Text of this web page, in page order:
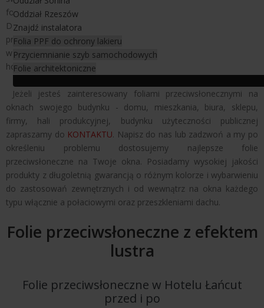
Oddział Rzeszów
Znajdź instalatora
Folia PPF do ochrony lakieru
Przyciemnianie szyb samochodowych
Folie architektoniczne
folii wszystkie z założeń inwestora zostały przez nas spełnione.
Dzięki dostępności szerokiej palety folii produkty
przeciwsłoneczne marki LLumar doskonale wpisują się zarówno
w nowoczesne jak i bardziej zabytkowe aranżacje obiektów
hotelowych.
Jeżeli jesteś zainteresowany foliami przeciwsłonecznymi na
oknach swojego budynku - domu, mieszkania, biura, sklepu,
firmy, hali produkcyjnej, budynku użyteczności publicznej
zapraszamy do KONTAKTU. Napisz do nas lub zadzwoń a my po
określeniu problemu dostosujemy najlepsze folie
przeciwsłoneczne na Twoje okna. Posiadamy wysokiej jakości
produkty z długoletnią gwarancją o różnym kolorze i wybarwieniu
do zastosowań zewnętrznych i od wewnątrz na okna każdego
typu włącznie a połaciowymi oraz przeszkleniami dachu.
Folie przeciwsłoneczne z efektem
lustra
Folie przeciwsłoneczne w Hotelu Łańcut
przed i po